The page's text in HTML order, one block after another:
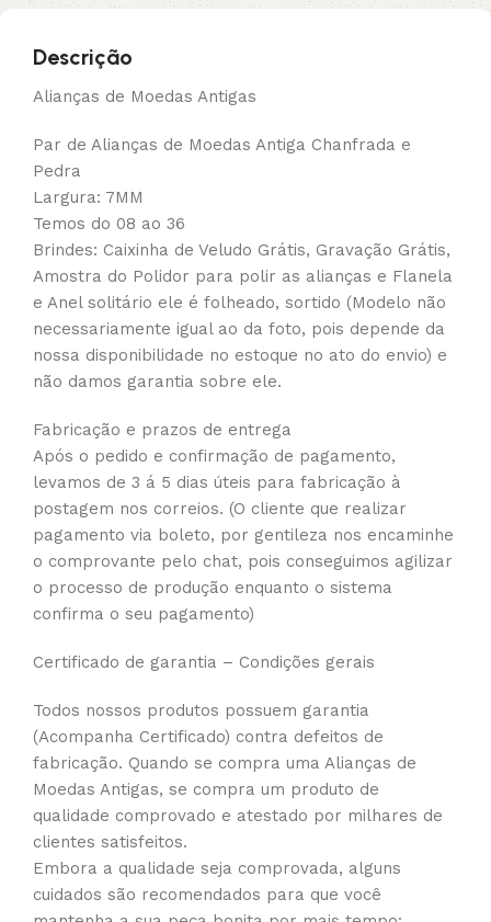
Descrição
Alianças de Moedas Antigas
Par de Alianças de Moedas Antiga Chanfrada e
Pedra
Largura: 7MM
Temos do 08 ao 36
Brindes: Caixinha de Veludo Grátis, Gravação Grátis,
Amostra do Polidor para polir as alianças e Flanela
e Anel solitário ele é folheado, sortido (Modelo não
necessariamente igual ao da foto, pois depende da
nossa disponibilidade no estoque no ato do envio) e
não damos garantia sobre ele.
Fabricação e prazos de entrega
Após o pedido e confirmação de pagamento,
levamos de 3 á 5 dias úteis para fabricação à
postagem nos correios. (O cliente que realizar
pagamento via boleto, por gentileza nos encaminhe
o comprovante pelo chat, pois conseguimos agilizar
o processo de produção enquanto o sistema
confirma o seu pagamento)
Certificado de garantia – Condições gerais
Todos nossos produtos possuem garantia
(Acompanha Certificado) contra defeitos de
fabricação. Quando se compra uma Alianças de
Moedas Antigas, se compra um produto de
qualidade comprovado e atestado por milhares de
clientes satisfeitos.
Embora a qualidade seja comprovada, alguns
cuidados são recomendados para que você